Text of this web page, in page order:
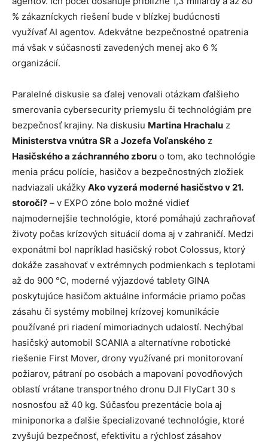
% zákazníckych riešení bude v blízkej budúcnosti
využívať AI agentov. Adekvátne bezpečnostné opatrenia
má však v súčasnosti zavedených menej ako 6 %
organizácií.
Paralelné diskusie sa ďalej venovali otázkam ďalšieho
smerovania cybersecurity priemyslu či technológiám pre
bezpečnosť krajiny. Na diskusiu Martina Hrachalu z
Ministerstva vnútra SR a Jozefa Voľanského z
Hasičského a záchranného zboru o tom, ako technológie
menia prácu polície, hasičov a bezpečnostných zložiek
nadviazali ukážky Ako vyzerá moderné hasičstvo v 21.
storočí? – v EXPO zóne bolo možné vidieť
najmodernejšie technológie, ktoré pomáhajú zachraňovať
životy počas krízových situácií doma aj v zahraničí. Medzi
exponátmi bol napríklad hasičský robot Colossus, ktorý
dokáže zasahovať v extrémnych podmienkach s teplotami
až do 900 °C, moderné výjazdové tablety GINA
poskytujúce hasičom aktuálne informácie priamo počas
zásahu či systémy mobilnej krízovej komunikácie
používané pri riadení mimoriadnych udalostí. Nechýbal
hasičský automobil SCANIA a alternatívne robotické
riešenie First Mover, drony využívané pri monitorovaní
požiarov, pátraní po osobách a mapovaní povodňových
oblastí vrátane transportného dronu DJI FlyCart 30 s
nosnosťou až 40 kg. Súčasťou prezentácie bola aj
miniponorka a ďalšie špecializované technológie, ktoré
zvyšujú bezpečnosť, efektivitu a rýchlosť zásahov